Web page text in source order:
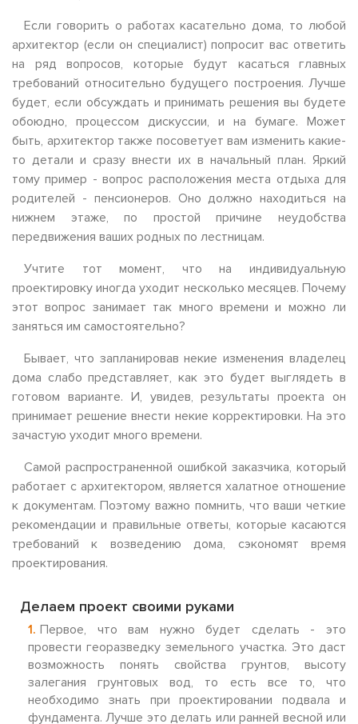
Если говорить о работах касательно дома, то любой
архитектор (если он специалист) попросит вас ответить
на ряд вопросов, которые будут касаться главных
требований относительно будущего построения. Лучше
будет, если обсуждать и принимать решения вы будете
обоюдно, процессом дискуссии, и на бумаге. Может
быть, архитектор также посоветует вам изменить какие-
то детали и сразу внести их в начальный план. Яркий
тому пример - вопрос расположения места отдыха для
родителей - пенсионеров. Оно должно находиться на
нижнем этаже, по простой причине неудобства
передвижения ваших родных по лестницам.
Учтите тот момент, что на индивидуальную
проектировку иногда уходит несколько месяцев. Почему
этот вопрос занимает так много времени и можно ли
заняться им самостоятельно?
Бывает, что запланировав некие изменения владелец
дома слабо представляет, как это будет выглядеть в
готовом варианте. И, увидев, результаты проекта он
принимает решение внести некие корректировки. На это
зачастую уходит много времени.
Самой распространенной ошибкой заказчика, который
работает с архитектором, является халатное отношение
к документам. Поэтому важно помнить, что ваши четкие
рекомендации и правильные ответы, которые касаются
требований к возведению дома, сэкономят время
проектирования.
Делаем проект своими руками
Первое, что вам нужно будет сделать - это
провести георазведку земельного участка. Это даст
возможность понять свойства грунтов, высоту
залегания грунтовых вод, то есть все то, что
необходимо знать при проектировании подвала и
фундамента. Лучше это делать или ранней весной или